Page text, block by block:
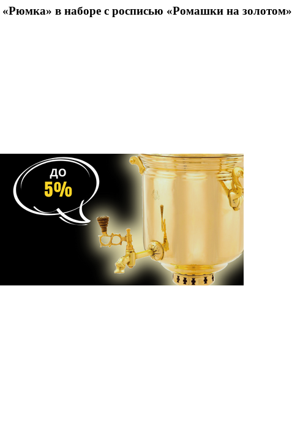
в наборе с росписью «Ромашки на золотом»